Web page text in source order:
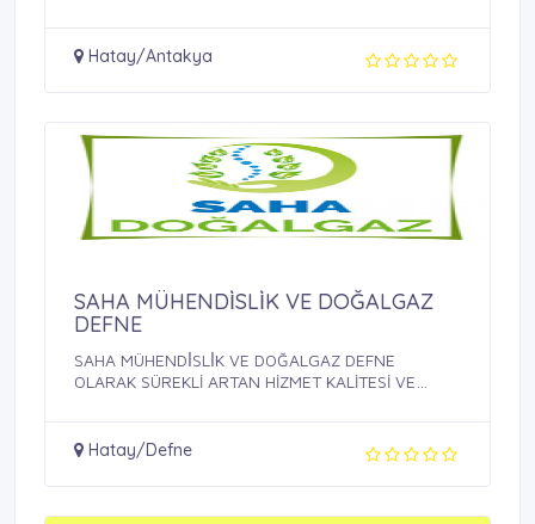
Hatay/Antakya
SAHA MÜHENDİ̇SLİ̇K VE DOĞALGAZ
DEFNE
SAHA MÜHENDİ̇SLİ̇K VE DOĞALGAZ DEFNE
OLARAK SÜREKLİ ARTAN HİZMET KALİTESİ VE
Hatay/Defne